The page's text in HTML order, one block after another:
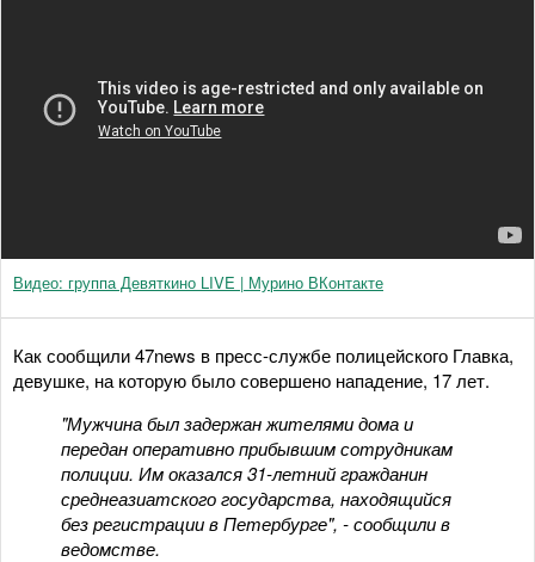
Видео: группа Девяткино LIVE | Мурино ВКонтакте
Как сообщили 47news в пресс-службе полицейского Главка,
девушке, на которую было совершено нападение, 17 лет.
"Мужчина был задержан жителями дома и
передан оперативно прибывшим сотрудникам
полиции. Им оказался 31-летний гражданин
среднеазиатского государства, находящийся
без регистрации в Петербурге", - сообщили в
ведомстве.